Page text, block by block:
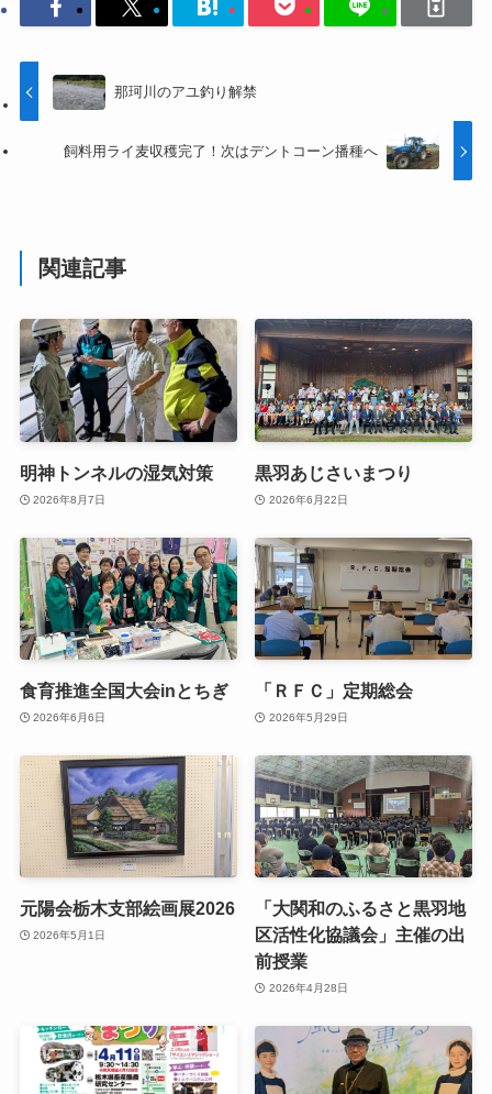
那珂川のアユ釣り解禁
飼料用ライ麦収穫完了！次はデントコーン播種へ
関連記事
明神トンネルの湿気対策
2026年8月7日
黒羽あじさいまつり
2026年6月22日
食育推進全国大会inとちぎ
2026年6月6日
「ＲＦＣ」定期総会
2026年5月29日
元陽会栃木支部絵画展2026
2026年5月1日
「大関和のふるさと黒羽地
区活性化協議会」主催の出
前授業
2026年4月28日